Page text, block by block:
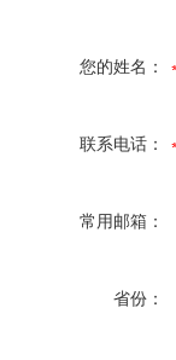
您的姓名：
联系电话：
常用邮箱：
省份：